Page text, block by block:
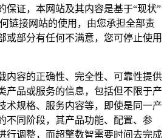
保证，本网站及其内容是基于“现状”
链接网站的使用，由您承担全部责
或部分有任何不满意，您可停止使用
内容的正确性、完全性、可靠性提供
产品或服务的信息，包括但不限于产
术规格、服务内容等，即使是同一产
不同阶段，其产品功能、配置、参
行调整，而超擎数智需要时间去完成